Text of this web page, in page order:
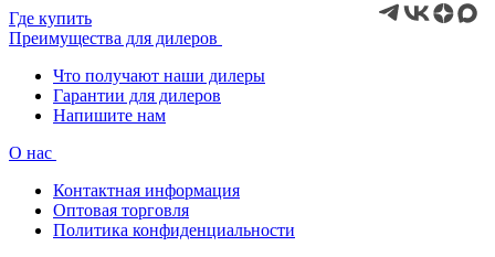
Где купить
Преимущества для дилеров
Что получают наши дилеры
Гарантии для дилеров
Напишите нам
О нас
Контактная информация
Оптовая торговля
Политика конфиденциальности